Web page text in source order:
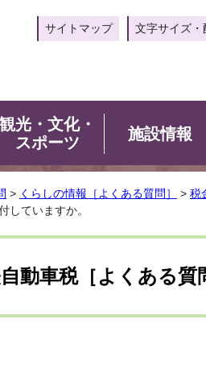
サイトマップ 文字サイズ・
観光・文化・
スポーツ
施設情報
> くらしの情報［よくある質問］ > 税
していますか。
動車税［よくある質